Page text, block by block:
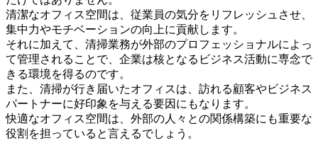
清潔なオフィス空間は、従業員の気分をリフレッシュさせ、
集中力やモチベーションの向上に貢献します。
それに加えて、清掃業務が外部のプロフェッショナルによっ
て管理されることで、企業は核となるビジネス活動に専念で
きる環境を得るのです。
また、清掃が行き届いたオフィスは、訪れる顧客やビジネス
パートナーに好印象を与える要因にもなります。
快適なオフィス空間は、外部の人々との関係構築にも重要な
役割を担っていると言えるでしょう。